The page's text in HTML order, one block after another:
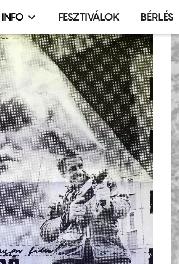
Infó,
esemény,
terembérlés
menü
INFO FESZTIVÁLOK BÉRLÉS